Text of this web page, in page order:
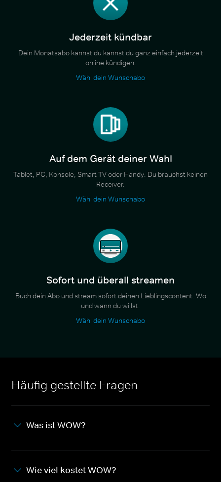
Jederzeit kündbar
Dein Monatsabo kannst du kannst du ganz einfach jederzeit
online kündigen.
Wähl dein Wunschabo
Auf dem Gerät deiner Wahl
Tablet, PC, Konsole, Smart TV oder Handy. Du brauchst keinen
Receiver.
Wähl dein Wunschabo
Sofort und überall streamen
Buch dein Abo und stream sofort deinen Lieblingscontent. Wo
und wann du willst.
Wähl dein Wunschabo
Häufig gestellte Fragen
Was ist WOW?
Wie viel kostet WOW?